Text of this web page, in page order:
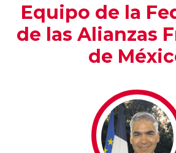
Equipo de la
de las Alianzas
de